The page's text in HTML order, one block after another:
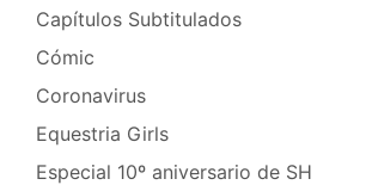
Capítulos Subtitulados
Cómic
Coronavirus
Equestria Girls
Especial 10º aniversario de SH